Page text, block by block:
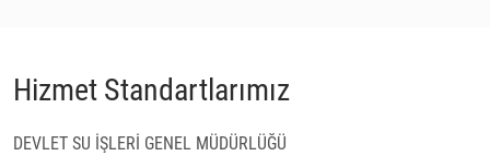
Hizmet Standartlarımız
DEVLET SU İŞLERİ GENEL MÜDÜRLÜĞÜ